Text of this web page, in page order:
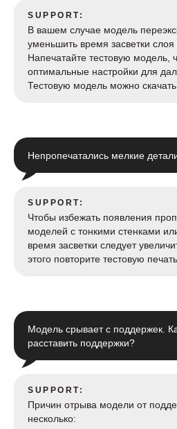
SUPPORT:
В вашем случае модель
уменьшить время засветки слоя
Напечатайте тестовую модель,
оптимальные настройки для
Тестовую модель можно скачать
Непропечатались мелкие
SUPPORT:
Чтобы избежать появления
моделей с тонкими стенками
время засветки следует
этого повторите тестовую печать.
Модель срывает с поддержек.
расставить поддержки?
SUPPORT:
Причин отрыва модели от
несколько: